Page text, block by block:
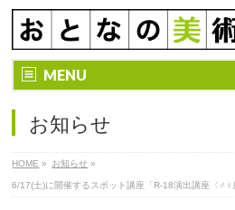
MENU
お知らせ
HOME » お知らせ »
6/17(土)に開催するスポット講座「R-18演出講座〈♂♀